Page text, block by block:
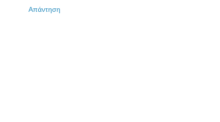
Απάντηση